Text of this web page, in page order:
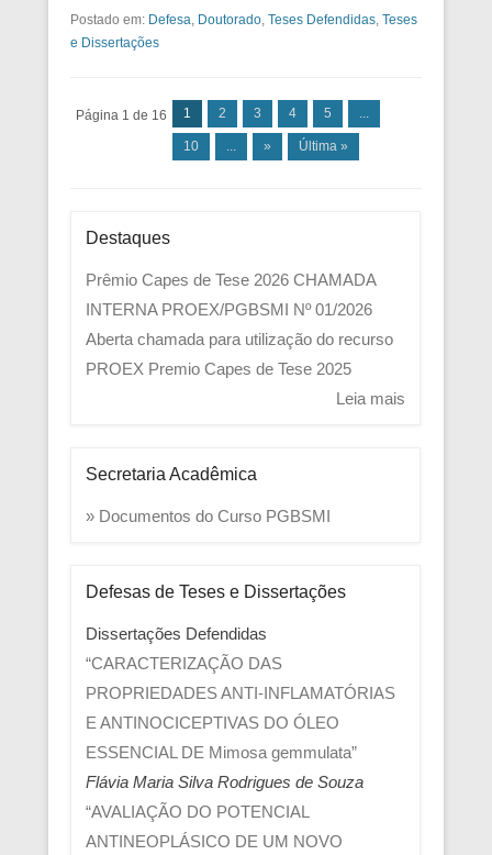
Postado em: Defesa, Doutorado, Teses Defendidas, Teses
e Dissertações
Navegação das Postagens
Página 1 de 16 1 2 3 4 5 ...
10 ... » Última »
Destaques
Prêmio Capes de Tese 2026 CHAMADA
INTERNA PROEX/PGBSMI Nº 01/2026
Aberta chamada para utilização do recurso
PROEX Premio Capes de Tese 2025
Leia mais
Secretaria Acadêmica
» Documentos do Curso PGBSMI
Defesas de Teses e Dissertações
Dissertações Defendidas
“CARACTERIZAÇÃO DAS
PROPRIEDADES ANTI-INFLAMATÓRIAS
E ANTINOCICEPTIVAS DO ÓLEO
ESSENCIAL DE Mimosa gemmulata”
Flávia Maria Silva Rodrigues de Souza
“AVALIAÇÃO DO POTENCIAL
ANTINEOPLÁSICO DE UM NOVO